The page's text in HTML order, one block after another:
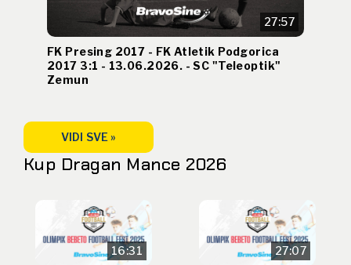
27:57
FK Presing 2017 - FK Atletik Podgorica
2017 3:1 - 13.06.2026. - SC "Teleoptik"
Zemun
VIDI SVE »
Kup Dragan Mance 2026
16:31 27:07